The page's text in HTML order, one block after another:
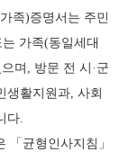
족)증명서는 주민
가족(동일세대
며, 방문 전 시·군
생활지원과, 사회
다.
균형인사지침」